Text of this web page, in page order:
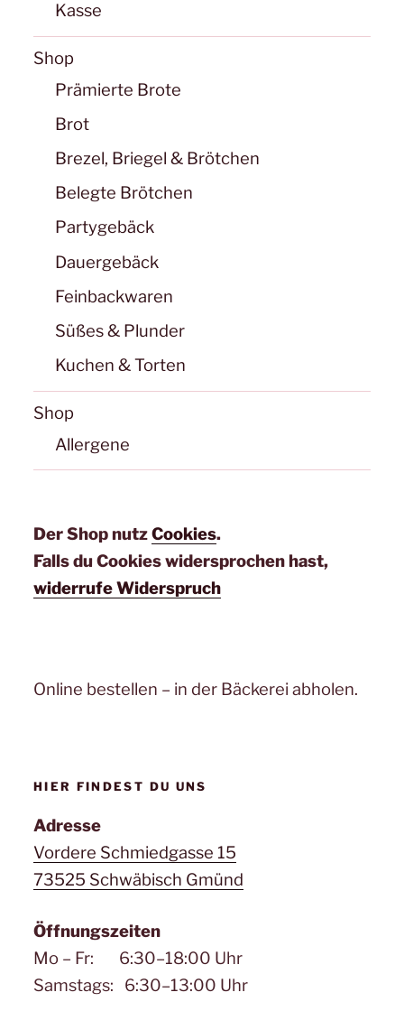
Kasse
Shop
Prämierte Brote
Brot
Brezel, Briegel & Brötchen
Belegte Brötchen
Partygebäck
Dauergebäck
Feinbackwaren
Süßes & Plunder
Kuchen & Torten
Shop
Allergene
Der Shop nutzCookies.
Falls du Cookies widersprochen hast,
widerrufe Widerspruch
Online bestellen – in der Bäckerei abholen.
HIER FINDEST DU UNS
Adresse
Vordere Schmiedgasse 15
73525 Schwäbisch Gmünd
Öffnungszeiten
Mo – Fr: 6:30–18:00 Uhr
Samstags: 6:30–13:00 Uhr